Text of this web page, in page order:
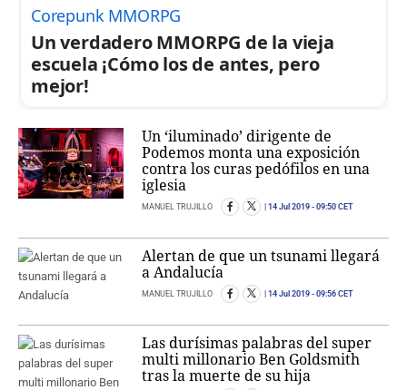
Corepunk MMORPG
Un verdadero MMORPG de la vieja
escuela ¡Cómo los de antes, pero
mejor!
Un ‘iluminado’ dirigente de
Podemos monta una exposición
contra los curas pedófilos en una
iglesia
MANUEL TRUJILLO 14 Jul 2019 - 09:50 CET
Alertan de que un tsunami llegará
a Andalucía
MANUEL TRUJILLO 14 Jul 2019 - 09:56 CET
Las durísimas palabras del super
multi millonario Ben Goldsmith
tras la muerte de su hija